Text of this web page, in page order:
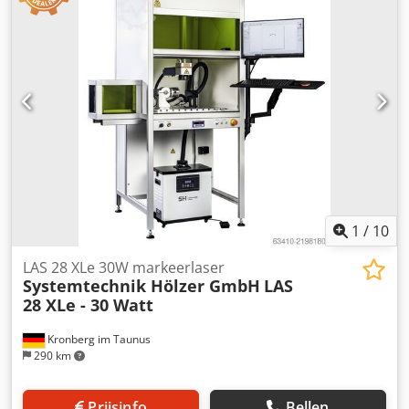
biomassa, is volgens de fabrikant 700 - 1200 kg. Er is ook
nog een aparte pers beschikbaar met een vermogen van
90 kW voor € 95.000. Deze heeft ongeveer 500 bedrijfsuren
en is gebouwd in 2025. Type: besturingskast voor
pelletpers Nummer: 20182138 Dcsdpfx Amezrvh Eemsk
Bouwjaar: 2018 Voeding: TNC-S 400V AC/N/PE Frequentie:
50 Hz Vermogen: 195 kW Maximaal stroomverbruik: 375 A
Als u vragen heeft of meer informatie nodig heeft, kunt u
ons een bericht sturen of ons bellen.
1 / 10
Kronberg im Taunus
290 km
LAS 28 XLe 30W markeerlaser
Systemtechnik Hölzer GmbH LAS
28 XLe - 30 Watt